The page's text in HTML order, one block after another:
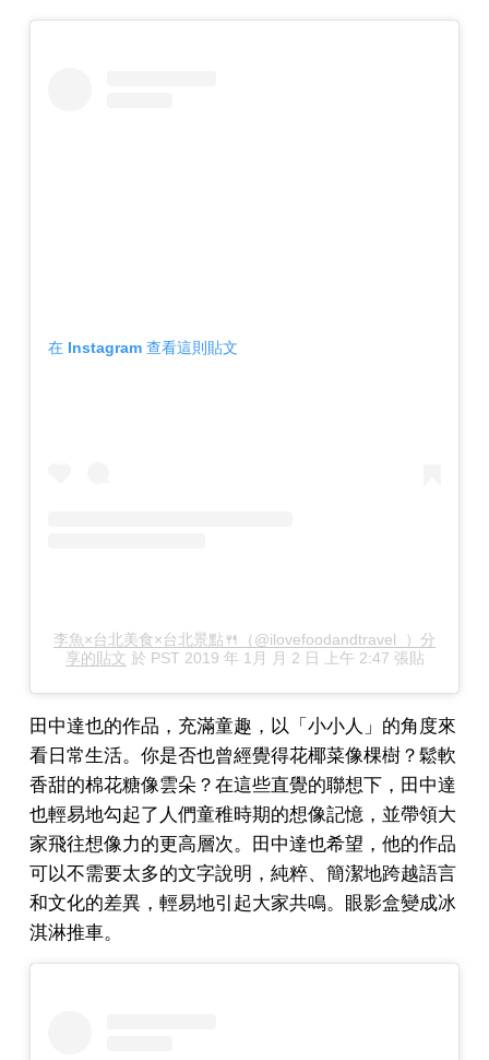
在 Instagram 查看這則貼文
李魚×台北美食×台北景點🍴（@ilovefoodandtravel_）分
享的貼文 於 PST 2019 年 1月 月 2 日 上午 2:47 張貼
田中達也的作品，充滿童趣，以「小小人」的角度來
看日常生活。你是否也曾經覺得花椰菜像棵樹？鬆軟
香甜的棉花糖像雲朵？在這些直覺的聯想下，田中達
也輕易地勾起了人們童稚時期的想像記憶，並帶領大
家飛往想像力的更高層次。田中達也希望，他的作品
可以不需要太多的文字說明，純粹、簡潔地跨越語言
和文化的差異，輕易地引起大家共鳴。
眼影盒變成冰
淇淋推車。